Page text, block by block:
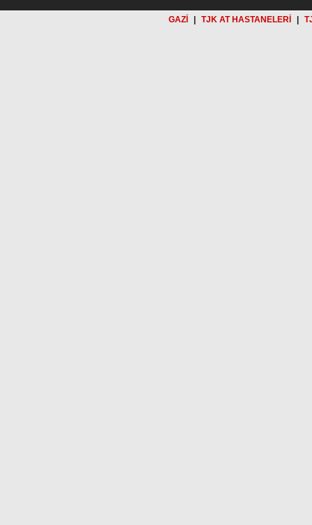
GAZİ TJK AT HASTANELERİ